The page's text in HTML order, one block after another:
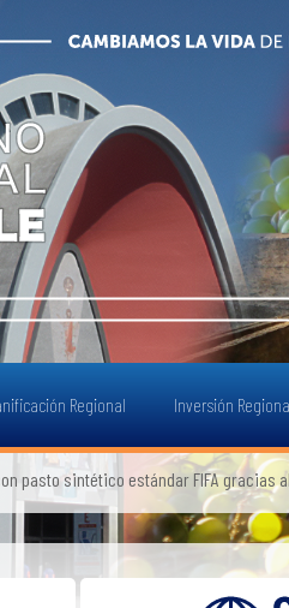
Regional Inversión
pasto sintético estándar FIFA gracias